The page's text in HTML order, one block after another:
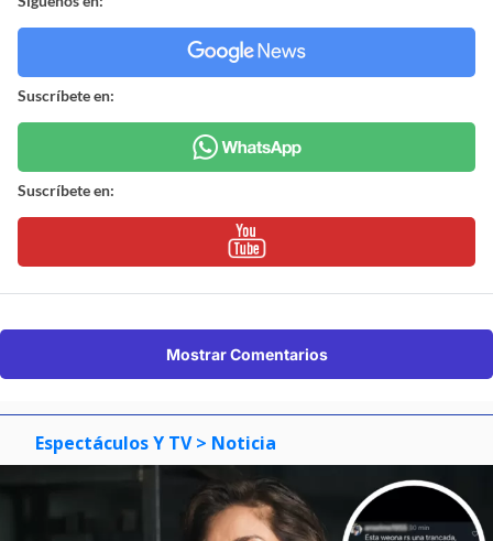
Suscríbete en:
Suscríbete en:
Mostrar Comentarios
Espectáculos Y TV > Noticia